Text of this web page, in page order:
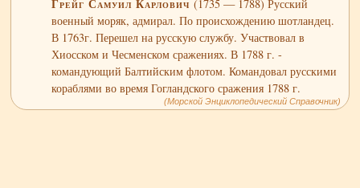
Грейг Самуил Карлович(1735 — 1788) Русский
военный моряк, адмирал. По происхождению шотландец.
В 1763г. Перешел на русскую службу. Участвовал в
Хиосском и Чесменском сражениях. В 1788 г. -
командующий Балтийским флотом. Командовал русскими
кораблями во время Гогландского сражения 1788 г.
(Морской Энциклопедический Справочник)